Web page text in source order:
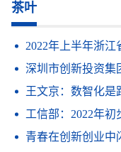
茶叶
2022年上半年浙
深圳市创新投资集团有限
王文京：数智化是
工信部：2022年
青春在创新创业中